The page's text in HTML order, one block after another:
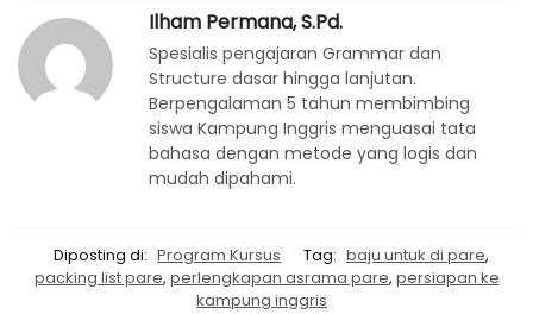
Ilham Permana, S.Pd.
Spesialis pengajaran Grammar dan
Structure dasar hingga lanjutan.
Berpengalaman 5 tahun membimbing
siswa Kampung Inggris menguasai tata
bahasa dengan metode yang logis dan
mudah dipahami.
Diposting di: Program Kursus Tag: baju untuk di pare,
packing list pare, perlengkapan asrama pare, persiapan ke
kampung inggris